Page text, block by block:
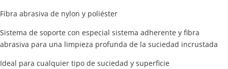
Fibra abrasiva de nylon y poliéster
Sistema de soporte con especial sistema adherente y fibra
abrasiva para una limpieza profunda de la suciedad incrustada
Ideal para cualquier tipo de suciedad y superficie